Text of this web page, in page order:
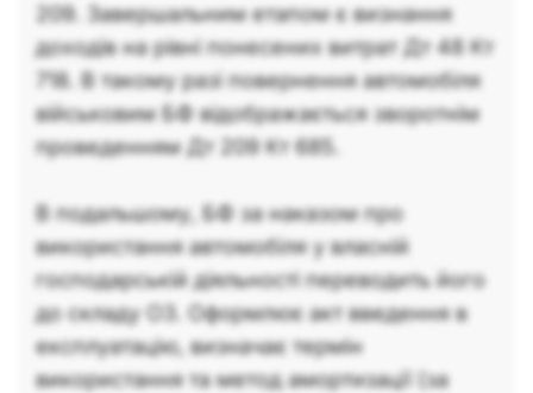
209. Завершальним етапом є визнання
доходів на рівні понесених витрат Дт 48 Кт
718. В такому разі повернення автомобіля
військовим БФ відображається зворотнім
проведенням Дт 209 Кт 685.
В подальшому, БФ за наказом про
використання автомобіля у власній
господарській діяльності переводить його
до складу ОЗ. Оформлює акт введення в
експлуатацію, визначає термін
використання та метод амортизації (за